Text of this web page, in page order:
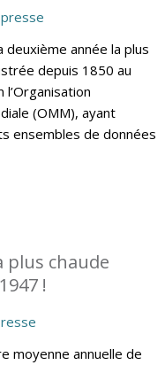
deuxième année la plus
depuis 1850 au
l’Organisation
(OMM), ayant
ensembles de données
plus chaude
!
moyenne annuelle de